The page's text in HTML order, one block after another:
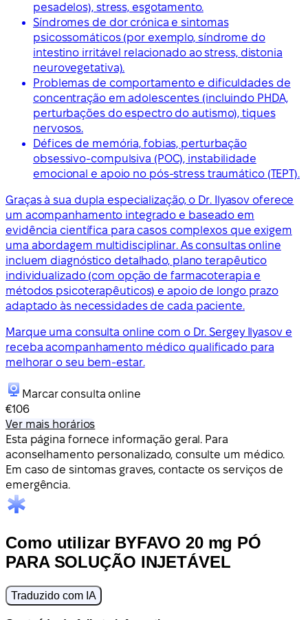
pesadelos), stress, esgotamento.
Síndromes de dor crónica e sintomas
psicossomáticos (por exemplo, síndrome do
intestino irritável relacionado ao stress, distonia
neurovegetativa).
Problemas de comportamento e dificuldades de
concentração em adolescentes (incluindo PHDA,
perturbações do espectro do autismo), tiques
nervosos.
Défices de memória, fobias, perturbação
obsessivo-compulsiva (POC), instabilidade
emocional e apoio no pós-stress traumático (TEPT).
Graças à sua dupla especialização, o Dr. Ilyasov oferece
um acompanhamento integrado e baseado em
evidência científica para casos complexos que exigem
uma abordagem multidisciplinar. As consultas online
incluem diagnóstico detalhado, plano terapêutico
individualizado (com opção de farmacoterapia e
métodos psicoterapêuticos) e apoio de longo prazo
adaptado às necessidades de cada paciente.
Marque uma consulta online com o Dr. Sergey Ilyasov e
receba acompanhamento médico qualificado para
melhorar o seu bem-estar.
Marcar consulta online
€106
Ver mais horários
Esta página fornece informação geral. Para
aconselhamento personalizado, consulte um médico.
Em caso de sintomas graves, contacte os serviços de
emergência.
Como utilizar BYFAVO 20 mg PÓ
PARA SOLUÇÃO INJETÁVEL
Traduzido com IA